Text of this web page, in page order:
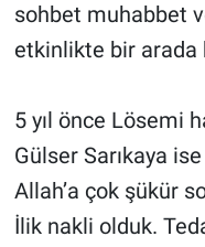
sohbet muhabbet
etkinlikte bir arada
5 yıl önce Lösemi
Gülser Sarıkaya
Allah’a çok şükür
İlik nakli olduk.